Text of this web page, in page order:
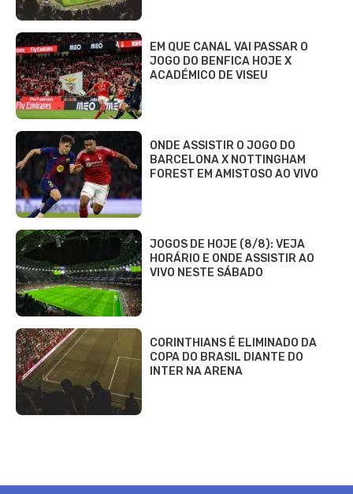
EM QUE CANAL VAI PASSAR O
JOGO DO BENFICA HOJE X
ACADÉMICO DE VISEU
ONDE ASSISTIR O JOGO DO
BARCELONA X NOTTINGHAM
FOREST EM AMISTOSO AO VIVO
JOGOS DE HOJE (8/8): VEJA
HORÁRIO E ONDE ASSISTIR AO
VIVO NESTE SÁBADO
CORINTHIANS É ELIMINADO DA
COPA DO BRASIL DIANTE DO
INTER NA ARENA